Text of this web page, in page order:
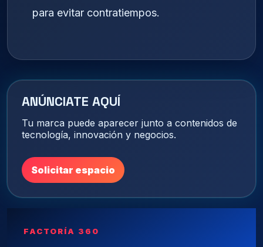
para evitar contratiempos.
ANÚNCIATE AQUÍ
Tu marca puede aparecer junto a contenidos de
tecnología, innovación y negocios.
Solicitar espacio
FACTORÍA 360